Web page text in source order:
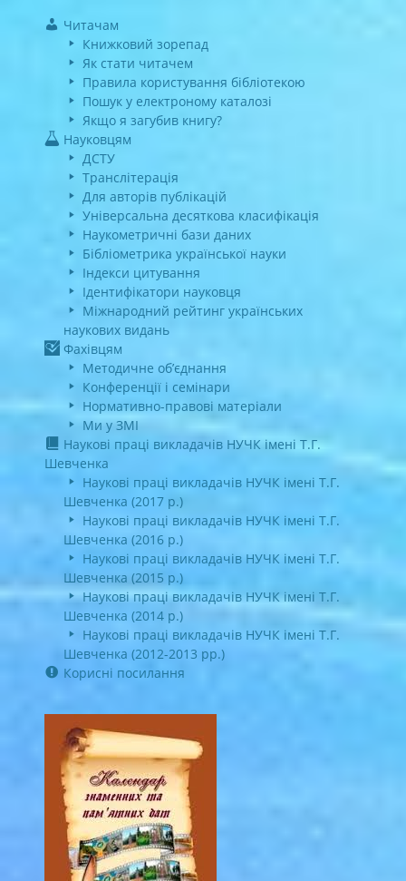
Читачам
Книжковий зорепад
Як стати читачем
Правила користування бібліотекою
Пошук у електроному каталозі
Якщо я загубив книгу?
Науковцям
ДСТУ
Транслітерація
Для авторів публікацій
Універсальна десяткова класифікація
Наукометричні бази даних
Бібліометрика української науки
Індекси цитування
Ідентифікатори науковця
Міжнародний рейтинг українських
наукових видань
Фахівцям
Методичне об’єднання
Конференції і семінари
Нормативно-правові матеріали
Ми у ЗМІ
Наукові праці викладачів НУЧК імені Т.Г.
Шевченка
Наукові праці викладачів НУЧК імені Т.Г.
Шевченка (2017 р.)
Наукові праці викладачів НУЧК імені Т.Г.
Шевченка (2016 р.)
Наукові праці викладачів НУЧК імені Т.Г.
Шевченка (2015 р.)
Наукові праці викладачів НУЧК імені Т.Г.
Шевченка (2014 р.)
Наукові праці викладачів НУЧК імені Т.Г.
Шевченка (2012-2013 рр.)
Корисні посилання